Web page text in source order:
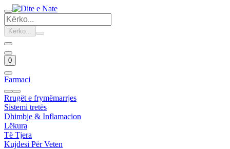
Kërko...
0
Farmaci
Rrugët e frymëmarrjes
Sistemi tretës
Dhimbje & Inflamacion
Lëkura
Të Tjera
Kujdesi Për Veten